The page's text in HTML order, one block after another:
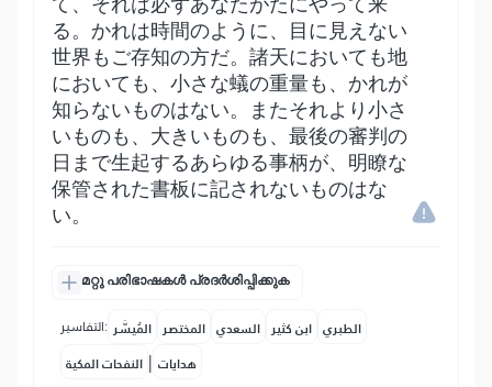
て、それは必ずあなたがたにやって来
る。かれは時間のように、目に見えない
世界もご存知の方だ。諸天においても地
においても、小さな蟻の重量も、かれが
知らないものはない。またそれより小さ
いものも、大きいものも、最後の審判の
日まで生起するあらゆる事柄が、明瞭な
保管された書板に記されないものはな
い。
മറ്റു പരിഭാഷകൾ പ്രദർശിപ്പിക്കുക
التفاسير: المُيسَّر المختصر السعدي ابن كثير الطبري
النفحات المكية | هدايات